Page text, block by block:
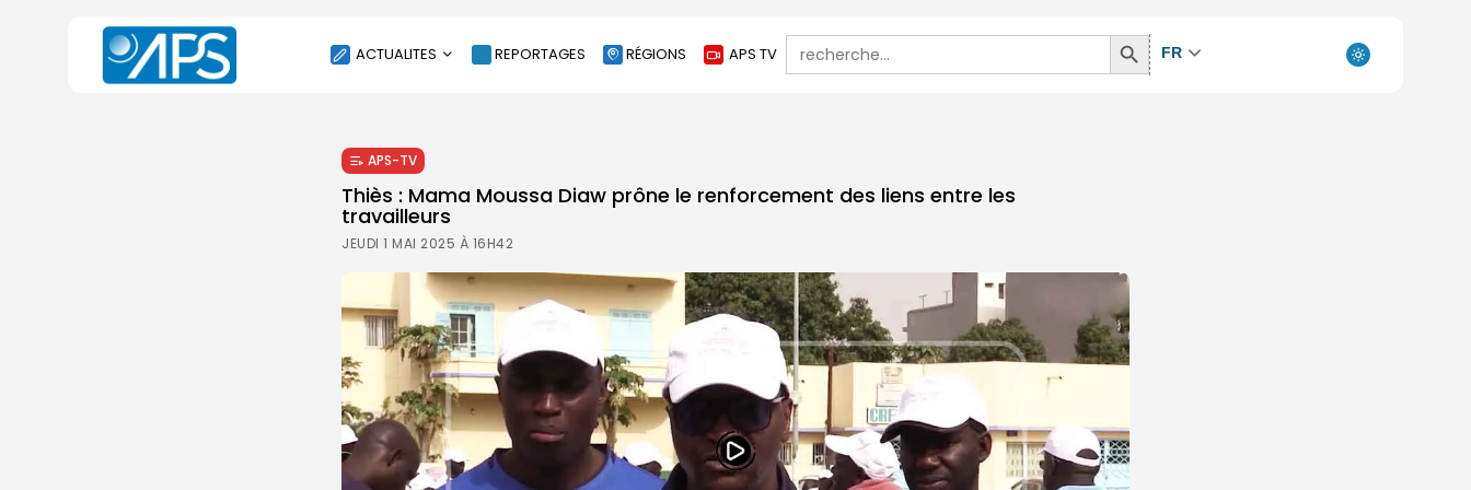
ACTUALITES
SOCIÉTÉ
ÉCONOMIE
CULTURE
ENVIRONNEMENT
INTERNATIONAL
AGENDA
SANTE
REPORTAGES RÉGIONS APS TV
Search
for:
Search
Button
FR
APS-TV
Thiès : Mama Moussa Diaw prône le renforcement des liens entre les
travailleurs
JEUDI 1 MAI 2025 À 16H42